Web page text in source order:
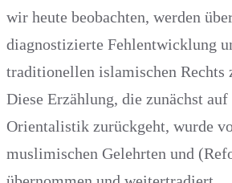
wir heute beobachten, werden
diagnostizierte Fehlentwicklung
traditionellen islamischen Rechts
Diese Erzählung, die zunächst
Orientalistik zurückgeht, wurde
muslimischen Gelehrten und